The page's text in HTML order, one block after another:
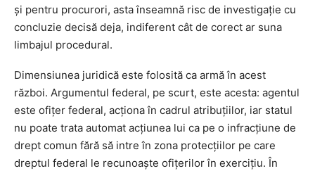
și pentru procurori, asta înseamnă risc de investigație cu
concluzie decisă deja, indiferent cât de corect ar suna
limbajul procedural.
Dimensiunea juridică este folosită ca armă în acest
război. Argumentul federal, pe scurt, este acesta: agentul
este ofițer federal, acționa în cadrul atribuțiilor, iar statul
nu poate trata automat acțiunea lui ca pe o infracțiune de
drept comun fără să intre în zona protecțiilor pe care
dreptul federal le recunoaște ofițerilor în exercițiu. În